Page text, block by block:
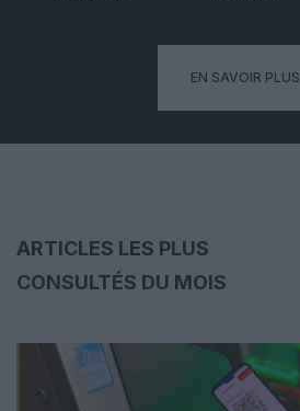
EN SAVOIR PLUS
ARTICLES LES PLUS
CONSULTÉS DU MOIS